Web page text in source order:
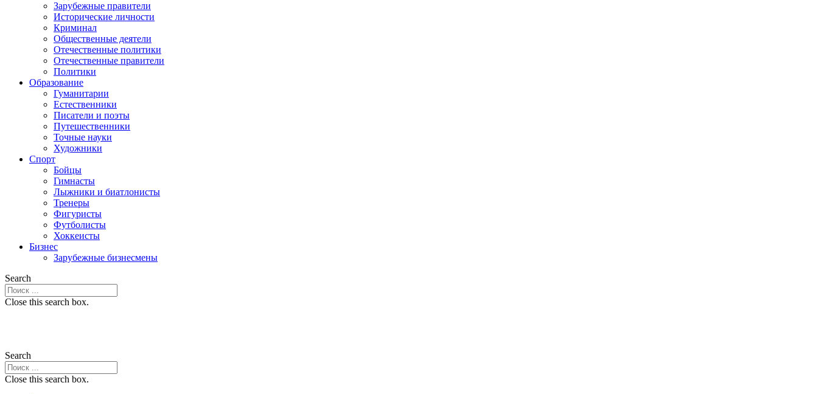
Зарубежные правители
Исторические личности
Криминал
Общественные деятели
Отечественные политики
Отечественные правители
Политики
Образование
Гуманитарии
Естественники
Писатели и поэты
Путешественники
Точные науки
Художники
Спорт
Бойцы
Гимнасты
Лыжники и биатлонисты
Тренеры
Фигуристы
Футболисты
Хоккеисты
Бизнес
Зарубежные бизнесмены
Search
Close this search box.
Search
Close this search box.